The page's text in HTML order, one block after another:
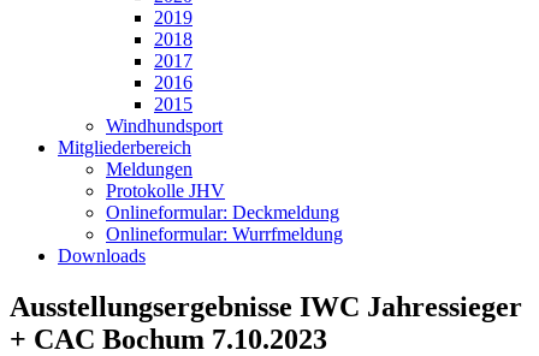
2019
2018
2017
2016
2015
Windhundsport
Mitgliederbereich
Meldungen
Protokolle JHV
Onlineformular: Deckmeldung
Onlineformular: Wurrfmeldung
Downloads
Ausstellungsergebnisse IWC Jahressieger
+ CAC Bochum 7.10.2023